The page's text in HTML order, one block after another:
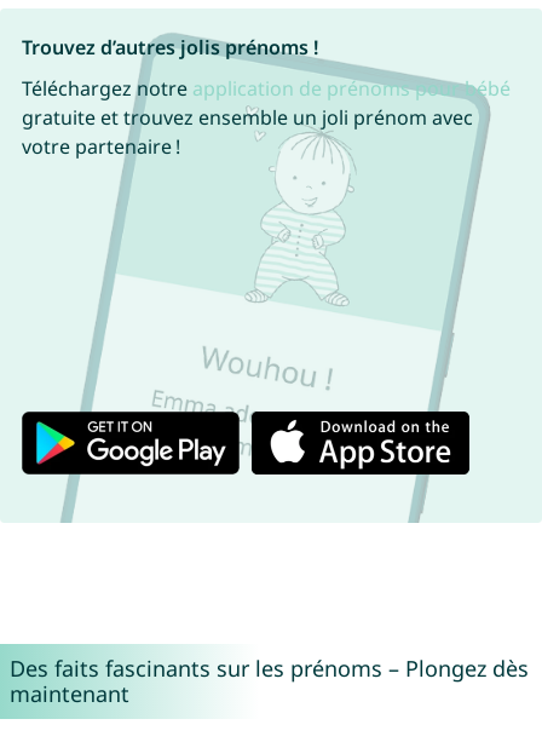
Trouvez d’autres jolis prénoms !
Téléchargez notre application de prénoms pour bébé
gratuite et trouvez ensemble un joli prénom avec
votre partenaire !
Des faits fascinants sur les prénoms – Plongez dès
maintenant